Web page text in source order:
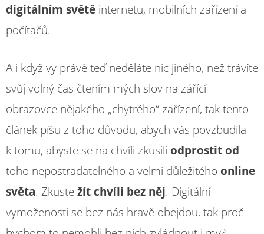
digitálním světě internetu, mobilních zařízení a
počítačů.
A i když vy právě teď neděláte nic jiného, než trávíte
svůj volný čas čtením mých slov na zářící
obrazovce nějakého „chytrého“ zařízení, tak tento
článek píšu z toho důvodu, abych vás povzbudila
k tomu, abyste se na chvíli zkusili odprostit od
toho nepostradatelného a velmi důležitého online
světa. Zkustežít chvíli bez něj. Digitální
vymoženosti se bez nás hravě obejdou, tak proč